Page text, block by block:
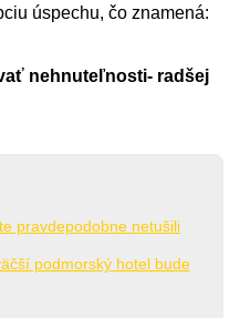
úspechu, čo znamená:
nehnuteľnosti- radšej
pravdepodobne netušili
podmorský hotel bude